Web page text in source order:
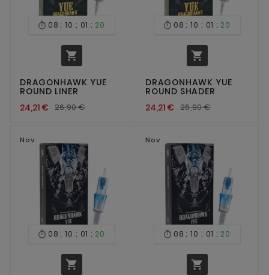
 08 : 10 : 01 : 20

DRAGONHAWK YUE
ROUND LINER
24,21 € 26,90 €
 08 : 10 : 01 : 20

DRAGONHAWK YUE
ROUND SHADER
24,21 € 26,90 €
Nov
 08 : 10 : 01 : 20

Nov
 08 : 10 : 01 : 20
